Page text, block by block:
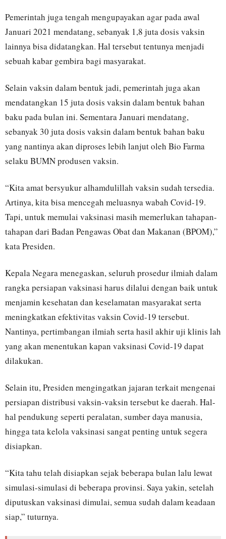
Pemerintah juga tengah mengupayakan agar pada awal
Januari 2021 mendatang, sebanyak 1,8 juta dosis vaksin
lainnya bisa didatangkan. Hal tersebut tentunya menjadi
sebuah kabar gembira bagi masyarakat.
Selain vaksin dalam bentuk jadi, pemerintah juga akan
mendatangkan 15 juta dosis vaksin dalam bentuk bahan
baku pada bulan ini. Sementara Januari mendatang,
sebanyak 30 juta dosis vaksin dalam bentuk bahan baku
yang nantinya akan diproses lebih lanjut oleh Bio Farma
selaku BUMN produsen vaksin.
“Kita amat bersyukur alhamdulillah vaksin sudah tersedia.
Artinya, kita bisa mencegah meluasnya wabah Covid-19.
Tapi, untuk memulai vaksinasi masih memerlukan tahapan-
tahapan dari Badan Pengawas Obat dan Makanan (BPOM),”
kata Presiden.
Kepala Negara menegaskan, seluruh prosedur ilmiah dalam
rangka persiapan vaksinasi harus dilalui dengan baik untuk
menjamin kesehatan dan keselamatan masyarakat serta
meningkatkan efektivitas vaksin Covid-19 tersebut.
Nantinya, pertimbangan ilmiah serta hasil akhir uji klinis lah
yang akan menentukan kapan vaksinasi Covid-19 dapat
dilakukan.
Selain itu, Presiden mengingatkan jajaran terkait mengenai
persiapan distribusi vaksin-vaksin tersebut ke daerah. Hal-
hal pendukung seperti peralatan, sumber daya manusia,
hingga tata kelola vaksinasi sangat penting untuk segera
disiapkan.
“Kita tahu telah disiapkan sejak beberapa bulan lalu lewat
simulasi-simulasi di beberapa provinsi. Saya yakin, setelah
diputuskan vaksinasi dimulai, semua sudah dalam keadaan
siap,” tuturnya.